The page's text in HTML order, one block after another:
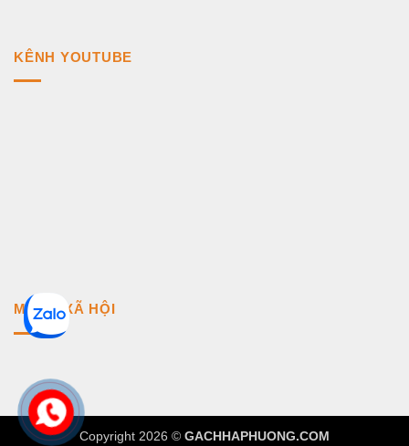
KÊNH YOUTUBE
MẠNG XÃ HỘI
Copyright 2026 © GACHHAPHUONG.COM